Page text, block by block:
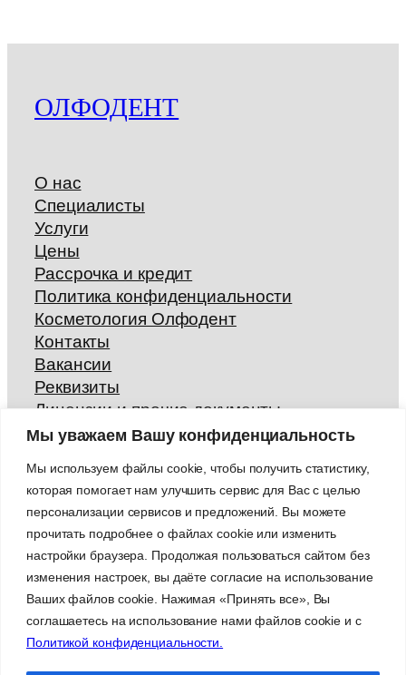
Мы уважаем Вашу конфиденциальность
Мы используем файлы cookie, чтобы получить статистику,
которая помогает нам улучшить сервис для Вас с целью
персонализации сервисов и предложений. Вы можете
прочитать подробнее о файлах cookie или изменить
настройки браузера. Продолжая пользоваться сайтом без
изменения настроек, вы даёте согласие на использование
Ваших файлов cookie. Нажимая «Принять все», Вы
соглашаетесь на использование нами файлов cookie и с
Политикой конфиденциальности.
ОЛФОДЕНТ
О нас
Специалисты
Услуги
Цены
Рассрочка и кредит
Политика конфиденциальности
Косметология Олфодент
Контакты
Вакансии
Реквизиты
Лицензии и прочие документы
Отзывы
Правила внутреннего распорядка
*Указанные на сайте цены и информация не
являются публичной офертой. Определить
точную стоимость лечения, сроки гарантии
возможно только на приеме у врача.
** Медицинские услуги имеют противопоказания,